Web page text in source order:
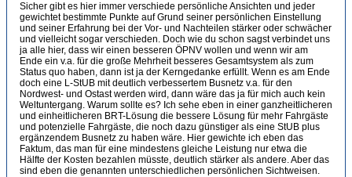
Sicher gibt es hier immer verschiede persönliche Ansichten und jeder
gewichtet bestimmte Punkte auf Grund seiner persönlichen Einstellung
und seiner Erfahrung bei der Vor- und Nachteilen stärker oder schwächer
und vielleicht sogar verschieden. Doch wie du schon sagst verbindet uns
ja alle hier, dass wir einen besseren ÖPNV wollen und wenn wir am
Ende ein v.a. für die große Mehrheit besseres Gesamtsystem als zum
Status quo haben, dann ist ja der Kerngedanke erfüllt. Wenn es am Ende
doch eine L-StUB mit deutlich verbessertem Busnetz v.a. für den
Nordwest- und Ostast werden wird, dann wäre das ja für mich auch kein
Weltuntergang. Warum sollte es? Ich sehe eben in einer ganzheitlicheren
und einheitlicheren BRT-Lösung die bessere Lösung für mehr Fahrgäste
und potenzielle Fahrgäste, die noch dazu günstiger als eine StUB plus
ergänzendem Busnetz zu haben wäre. Hier gewichte ich eben das
Faktum, das man für eine mindestens gleiche Leistung nur etwa die
Hälfte der Kosten bezahlen müsste, deutlich stärker als andere. Aber das
sind eben die genannten unterschiedlichen persönlichen Sichtweisen.